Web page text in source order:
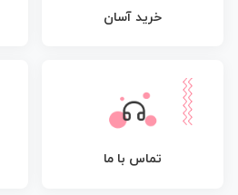
خرید آسان
تماس با ما